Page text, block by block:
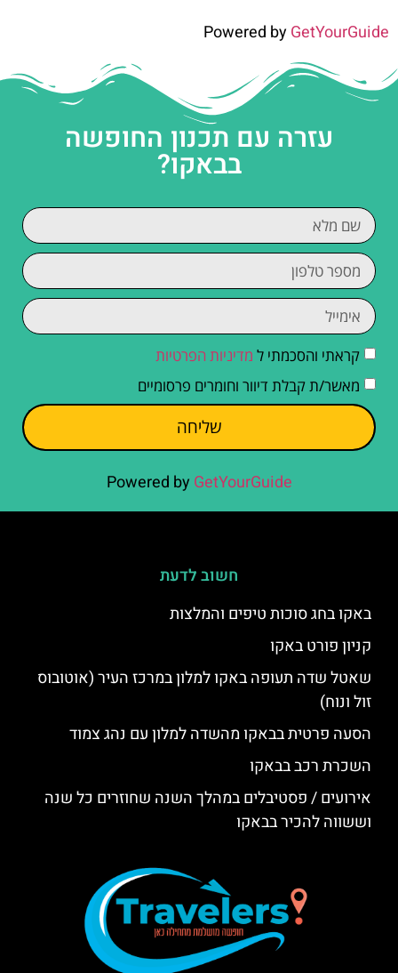
Powered byGetYourGuide
עזרה עם תכנון החופשה
בבאקו?
קראתי והסכמתי ל מדיניות הפרטיות
מאשר/ת קבלת דיוור וחומרים פרסומיים
שליחה
Powered by GetYourGuide
חשוב לדעת
באקו בחג סוכות טיפים והמלצות
קניון פורט באקו
שאטל שדה תעופה באקו למלון במרכז העיר (אוטובוס
זול ונוח)
הסעה פרטית בבאקו מהשדה למלון עם נהג צמוד
השכרת רכב בבאקו
אירועים / פסטיבלים במהלך השנה שחוזרים כל שנה
וששווה להכיר בבאקו